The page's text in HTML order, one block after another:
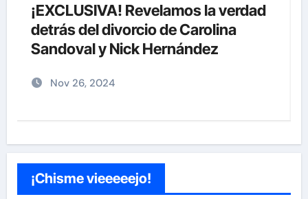
¡EXCLUSIVA! Revelamos la verdad
detrás del divorcio de Carolina
Sandoval y Nick Hernández
Nov 26, 2024
¡Chisme vieeeeejo!